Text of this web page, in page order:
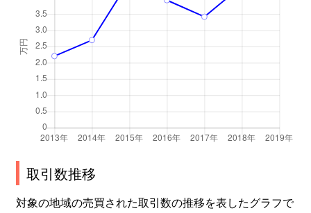
取引数推移
対象の地域の売買された取引数の推移を表したグラフで